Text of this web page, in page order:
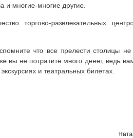
и многие-многие другие.
торгово-развлекательных
что все прелести столицы не
не потратите много денег, ведь
и театральных билетах.